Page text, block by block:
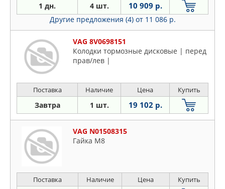
1 дн. 4 шт. 10 909 р.
Другие предложения (4) от 11 086 р.
VAG 8V0698151
Колодки тормозные дисковые | перед
прав/лев |
Поставка Наличие Цена Купить
Завтра 1 шт. 19 102 р.
VAG N01508315
Гайка M8
Поставка Наличие Цена Купить